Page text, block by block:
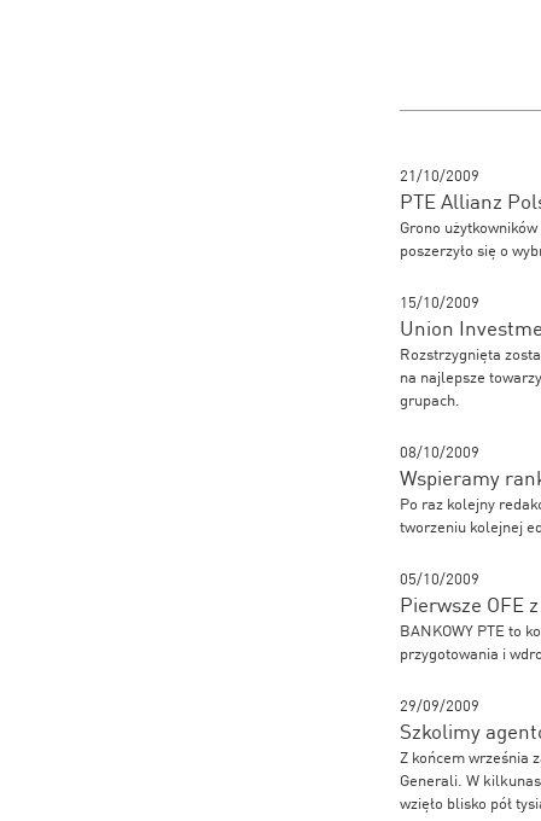
21/10/2009
PTE Allianz
Grono
poszerzyło się o
15/10/2009
Union
Rozstrzygnięta
na najlepsze
grupach.
08/10/2009
Wspieramy
Po raz kolejny
tworzeniu kolejnej
05/10/2009
Pierwsze OFE
BANKOWY PTE to
przygotowania i
29/09/2009
Szkolimy
Z końcem września
Generali. W
wzięło blisko pół